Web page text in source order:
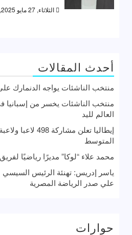
الثلاثاء, 27 مايو 2025, 11:00 م
أحدث المقالات
منتخب الناشئات يواجه الدنمارك
منتخب الناشئات يخسر من
العالم لليد
إيطاليا تعلن
المتوسط
محمد علاء “لوكا” مديرًا رياضيًا
ياسر إدريس: تهنئة الرئيس
علي صدر الرياضة المصرية
حوارات